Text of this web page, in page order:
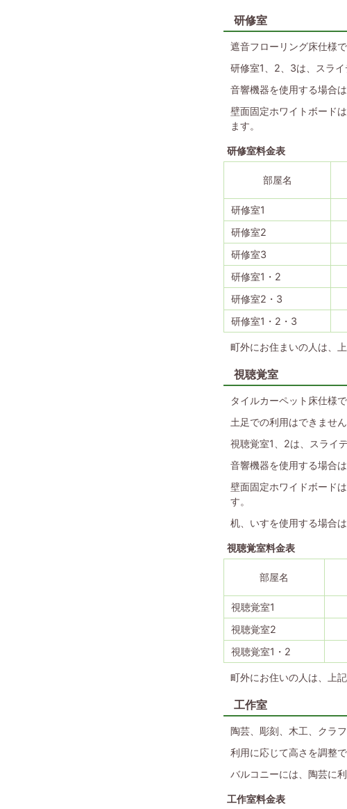
研修室
遮音フローリング床仕様
研修室1、2、3は、スライ
音響機器を使用する場合
壁面固定ホワイトボード
ます。
研修室料金表
部屋名
研修室1
研修室2
研修室3
研修室1・2
研修室2・3
研修室1・2・3
町外にお住まいの人は、
視聴覚室
タイルカーペット床仕様
土足での利用はできません
視聴覚室1、2は、スライ
音響機器を使用する場合
壁面固定ホワイドボード
す。
机、いすを使用する場合
視聴覚室料金表
部屋名
視聴覚室1
視聴覚室2
視聴覚室1・2
町外にお住いの人は、上
工作室
陶芸、彫刻、木工、クラ
利用に応じて高さを調整
バルコニーには、陶芸に
工作室料金表